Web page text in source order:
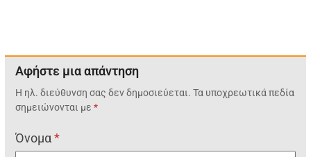
Αφήστε μια απάντηση
Η ηλ. διεύθυνση σας δεν δημοσιεύεται. Τα υποχρεωτικά πεδία
σημειώνονται με*
Όνομα*